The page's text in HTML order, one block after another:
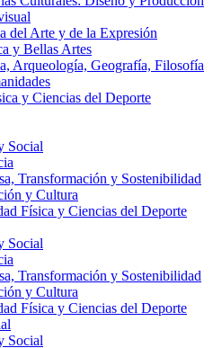
del Arte y de la Expresión
y Bellas Artes
Arqueología, Geografía, Filosofía
y Ciencias del Deporte
Social
Transformación y Sostenibilidad
y Cultura
Física y Ciencias del Deporte
Social
Transformación y Sostenibilidad
y Cultura
Física y Ciencias del Deporte
Social